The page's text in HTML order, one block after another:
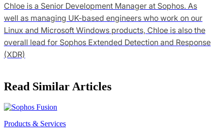
Chloe is a Senior Development Manager at Sophos. As
well as managing UK-based engineers who work on our
Linux and Microsoft Windows products, Chloe is also the
overall lead for Sophos Extended Detection and Response
(XDR)
Read Similar Articles
Products & Services